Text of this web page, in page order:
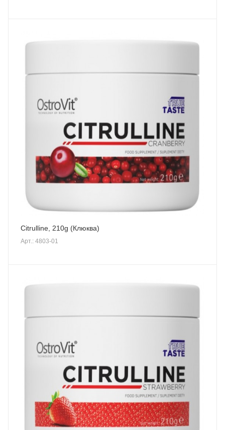
Citrulline, 210g (Клюква)
Арт.: 4803-01